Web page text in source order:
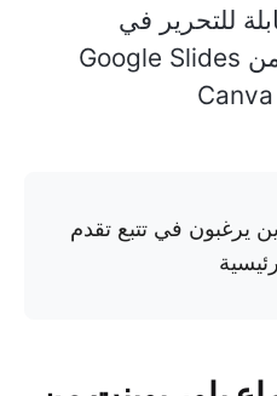
للتحرير في
العروض التقديمية من Google Slides
يرغبون في تتبع تقدم